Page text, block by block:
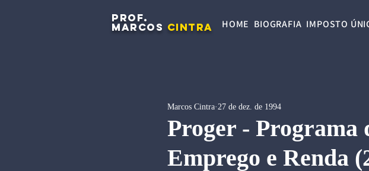
PROF.
MARCOS CINTRA HOME BIOGRAFIA IMPOSTO
Proger - Programa
Emprego e Renda
Marcos Cintra 27 de dez. de 1994